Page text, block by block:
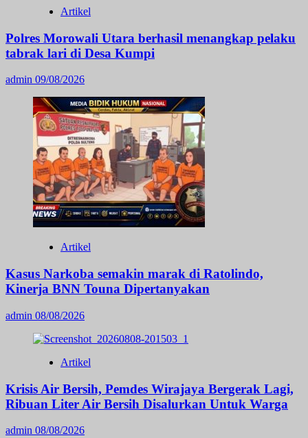
Artikel
Polres Morowali Utara berhasil menangkap pelaku
tabrak lari di Desa Kumpi
admin 09/08/2026
Artikel
Kasus Narkoba semakin marak di Ratolindo,
Kinerja BNN Touna Dipertanyakan
admin 08/08/2026
Artikel
Krisis Air Bersih, Pemdes Wirajaya Bergerak Lagi,
Ribuan Liter Air Bersih Disalurkan Untuk Warga
admin 08/08/2026